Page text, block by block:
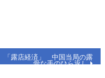
「露店経済」 中国当局の露
骨な手のひら返し